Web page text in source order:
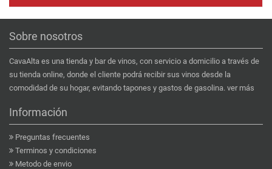
Sobre nosotros
CavaAlta es una tienda y bar de vinos, con servicio a domicilio a través de
su tienda online, donde el cliente podrá recibir sus vinos desde la
comodidad de su hogar, evitando tapones y gastos de gasolina. ver más
Información
Preguntas frecuentes
Terminos y condiciones
Metodo de envio